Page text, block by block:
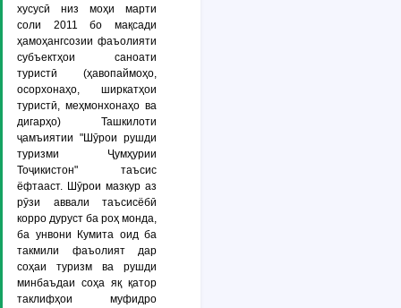
хусусӣ низ моҳи марти
соли 2011 бо мақсади
ҳамоҳангсозии фаъолияти
субъектҳои саноати
туристӣ (ҳавопаймоҳо,
осорхонаҳо, ширкатҳои
туристӣ, меҳмонхонаҳо ва
дигарҳо) Ташкилоти
ҷамъиятии "Шӯрои рушди
туризми Ҷумҳурии
Тоҷикистон" таъсис
ёфтааст. Шӯрои мазкур аз
рӯзи аввали таъсисёбӣ
корро дуруст ба роҳ монда,
ба унвони Кумита оид ба
такмили фаъолият дар
соҳаи туризм ва рушди
минбаъдаи соҳа яқ қатор
таклифҳои муфидро